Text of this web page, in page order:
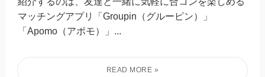
マッチングアプリ「Groupin（グルーピン）」
「Apomo（アポモ）」...